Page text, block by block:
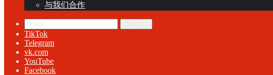
与我们合作
TikTok
Telegram
vk.com
YouTube
Facebook